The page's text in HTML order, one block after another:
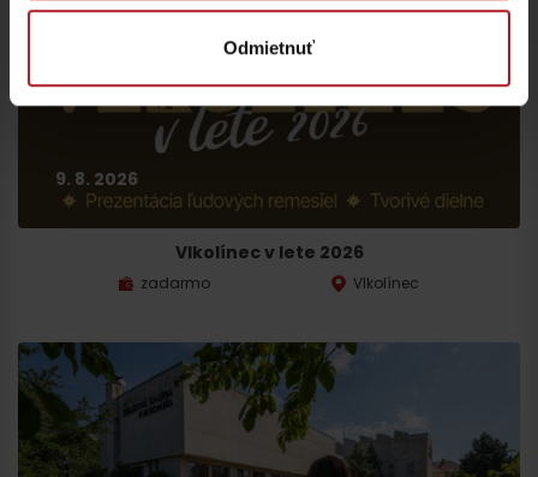
Odmietnuť
9. 8. 2026
Vlkolínec v lete 2026
zadarmo Vlkolínec